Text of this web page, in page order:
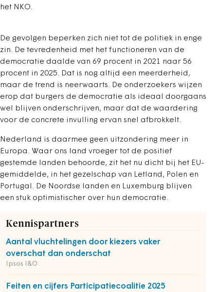
het NKO.
De gevolgen beperken zich niet tot de politiek in enge
zin. De tevredenheid met het functioneren van de
democratie daalde van 69 procent in 2021 naar 56
procent in 2025. Dat is nog altijd een meerderheid,
maar de trend is neerwaarts. De onderzoekers wijzen
erop dat burgers de democratie als ideaal doorgaans
wel blijven onderschrijven, maar dat de waardering
voor de concrete invulling ervan snel afbrokkelt.
Nederland is daarmee geen uitzondering meer in
Europa. Waar ons land vroeger tot de positief
gestemde landen behoorde, zit het nu dicht bij het EU-
gemiddelde, in het gezelschap van Letland, Polen en
Portugal. De Noordse landen en Luxemburg blijven
een stuk optimistischer over hun democratie.
Kennispartners
Aantal vluchtelingen door kiezers vaker
overschat dan onderschat
Ipsos I&O
Feiten en cijfers Participatiecoalitie 2025